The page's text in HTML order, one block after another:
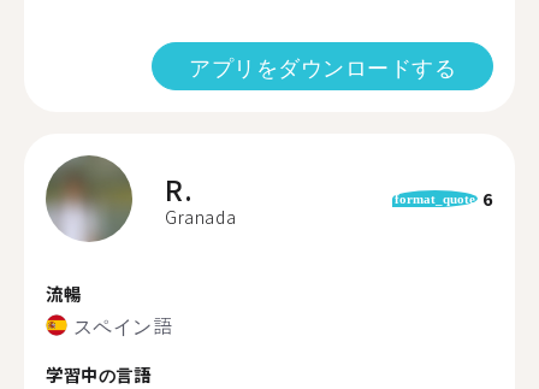
アプリをダウンロードする
R.
Granada
format_quote 6
流暢
スペイン語
学習中の言語